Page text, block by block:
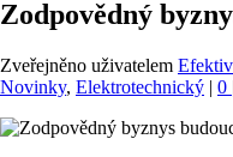
Zodpovědný
Zveřejněno uživatelem
Novinky, Elektrotechnický | 0